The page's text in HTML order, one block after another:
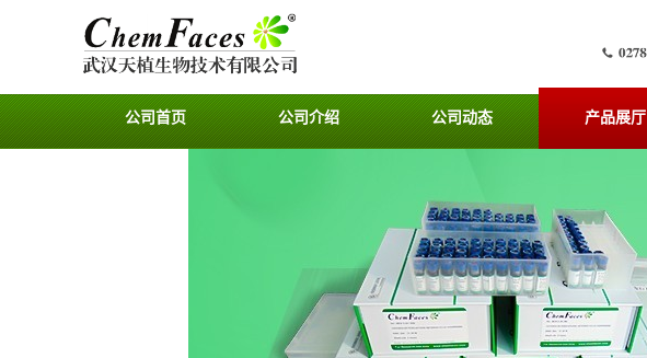
公司首页 公司介绍 公司动态 产品展厅